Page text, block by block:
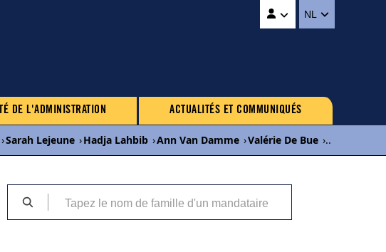
NL
DE L'ADMINISTRATION ACTUALITÉS ET COMMUNIQUÉS
›Sarah Lejeune ›Hadja Lahbib ›Ann Van Damme ›Valérie De Bue ›...